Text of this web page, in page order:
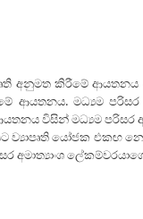
අනුමත කිරීමේ ආයතනය
ආයතනය. මධ්‍යම
විසින් මධ්‍යම
යෝජක එකඟ
අමාත්‍යාංශ